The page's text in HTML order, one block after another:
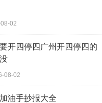
02
开四停四广州开四停四的
08-02
油手抄报大全